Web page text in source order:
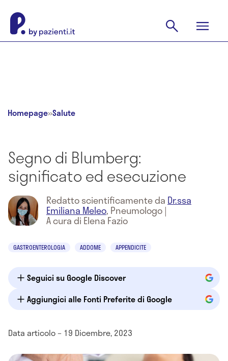
Homepage»Salute
Segno di Blumberg:
significato ed esecuzione
Redatto scientificamente da Dr.ssa
Emiliana Meleo, Pneumologo|
A cura di Elena Fazio
GASTROENTEROLOGIA ADDOME APPENDICITE
Seguici su Google Discover
Aggiungici alle Fonti Preferite di Google
Data articolo – 19 Dicembre, 2023